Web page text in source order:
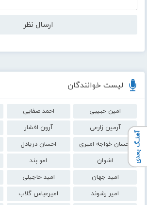
لیست خوانندگان
امین حبیبی احمد صفایی
آرمین زارعی
آرون افشار
احسان خواجه امیری
احسان دریادل
اشوان
امو بند
امید جهان
امید حاجیلی
امیر رشوند
امیرعباس گلاب
آهنـگ بعدی